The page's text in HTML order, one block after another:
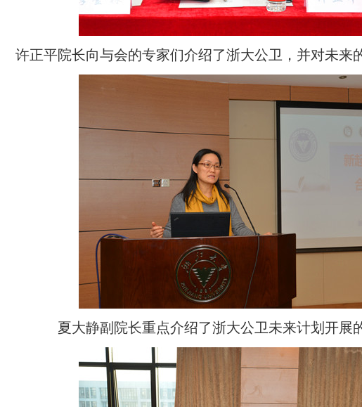
许正平院长向与会的专家们介绍了浙大公卫，并对未来
夏大静副院长重点介绍了浙大公卫未来计划开展